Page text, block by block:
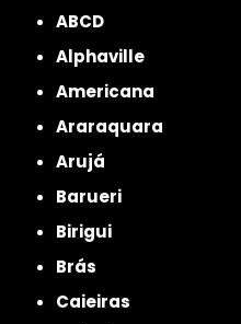
ABCD
Alphaville
Americana
Araraquara
Arujá
Barueri
Birigui
Brás
Caieiras